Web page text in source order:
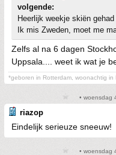
volgende:
Heerlijk weekje skiën
Ik mis Zweden, moet me
Zelfs al na 6 dagen
Uppsala.... weet ik wat je
*geboren in Rotterdam, woonachtig
• woensdag
riazop
Eindelijk serieuze sneeuw!
• woensdag